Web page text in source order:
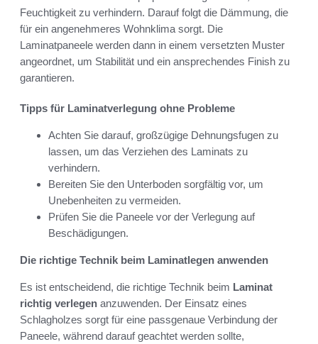
Feuchtigkeit zu verhindern. Darauf folgt die Dämmung, die
für ein angenehmeres Wohnklima sorgt. Die
Laminatpaneele werden dann in einem versetzten Muster
angeordnet, um Stabilität und ein ansprechendes Finish zu
garantieren.
Tipps für Laminatverlegung ohne Probleme
Achten Sie darauf, großzügige Dehnungsfugen zu
lassen, um das Verziehen des Laminats zu
verhindern.
Bereiten Sie den Unterboden sorgfältig vor, um
Unebenheiten zu vermeiden.
Prüfen Sie die Paneele vor der Verlegung auf
Beschädigungen.
Die richtige Technik beim Laminatlegen anwenden
Es ist entscheidend, die richtige Technik beim Laminat
richtig verlegen anzuwenden. Der Einsatz eines
Schlagholzes sorgt für eine passgenaue Verbindung der
Paneele, während darauf geachtet werden sollte,